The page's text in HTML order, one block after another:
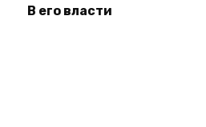
В его власти